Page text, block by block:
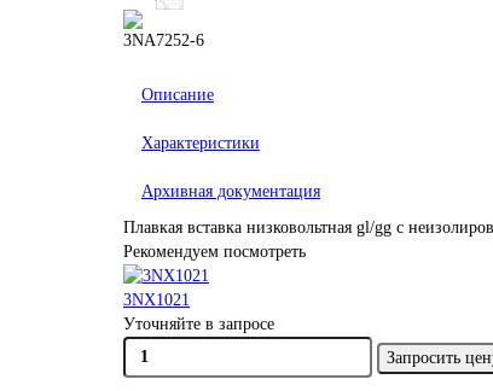
Описание
Характеристики
Архивная документация
Плавкая вставка низковольтная gl/gg с
Рекомендуем посмотреть
3NX1021
Уточняйте в запросе
Запросить